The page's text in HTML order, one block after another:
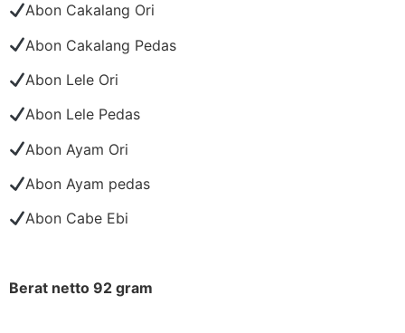
Abon Cakalang Ori
Abon Cakalang Pedas
Abon Lele Ori
Abon Lele Pedas
Abon Ayam Ori
Abon Ayam pedas
Abon Cabe Ebi
Berat netto 92 gram